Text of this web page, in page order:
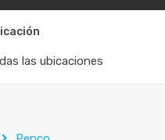
las ubicaciones